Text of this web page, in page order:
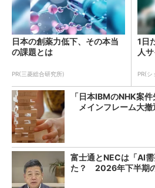
日本の創薬力低下、その本当
の課題とは
PR(三菱総合研究所)
1日
人
PR(シ
「日本IBMのNHK案
メインフレーム大撤
富士通とNECは「AI
た？ 2026年下半期